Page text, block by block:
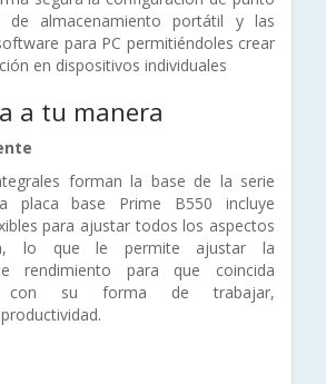
de almacenamiento portátil y las
para PC permitiéndoles crear
en dispositivos individuales
a tu manera
forman la base de la serie
placa base Prime B550 incluye
para ajustar todos los aspectos
lo que le permite ajustar la
rendimiento para que coincida
con su forma de trabajar,